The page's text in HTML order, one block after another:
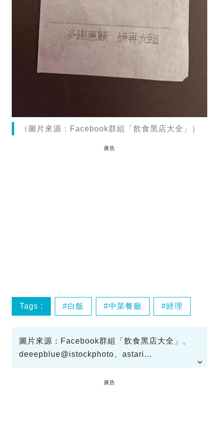
（圖片來源：Facebook群組「飲食黑店大全」）
廣告
Tags : 白飯 中菜餐廳 經理
圖片來源：Facebook群組「飲食黑店大全」、
deeepblue@istockphoto、astari
廣告